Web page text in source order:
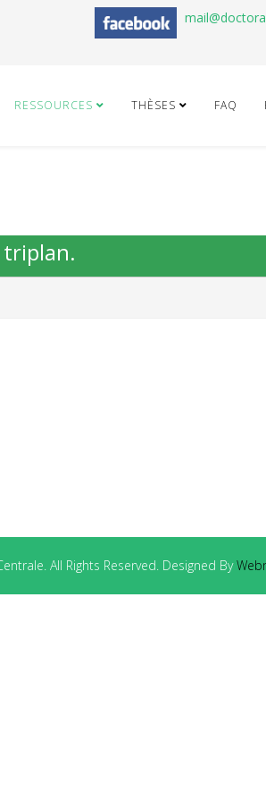
RESSOURCES THÈSES FAQ
All Rights Reserved. Designed By